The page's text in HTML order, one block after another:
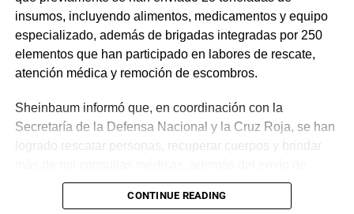
insumos, incluyendo alimentos, medicamentos y equipo
especializado, además de brigadas integradas por 250
elementos que han participado en labores de rescate,
atención médica y remoción de escombros.
Sheinbaum informó que, en coordinación con la
Secretaría de la Defensa Nacional y la Cruz Roja, se han
logrado rescatar personas, recuperar cuerpos y brindar
plantas de energía y materiales de apoyo. Subrayó que
estas acciones responden a solicitudes del gobierno
CONTINUE READING